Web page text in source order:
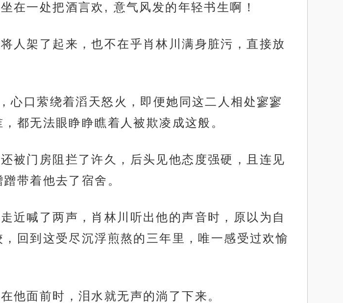
在一处把酒言欢, 意气风发的年轻书生啊！
人架了起来，也不在乎肖林川满身脏污，直接放
心口萦绕着滔天怒火，即便她同这二人相处寥寥
都无法眼睁睁瞧着人被欺凌成这般。
被门房阻拦了许久，后头见他态度强硬，且连见
带着他去了宿舍。
近喊了两声，肖林川听出他的声音时，原以为自
回到这受尽沉浮煎熬的三年里，唯一感受过欢愉
他面前时，泪水就无声的淌了下来。